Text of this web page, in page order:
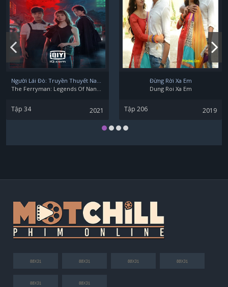
Mitsuomi Takahashi
Ren Komai
Tập 34 2021
Đừng Rời Xa Em
Dung Roi Xa Em
Tập 206 2019